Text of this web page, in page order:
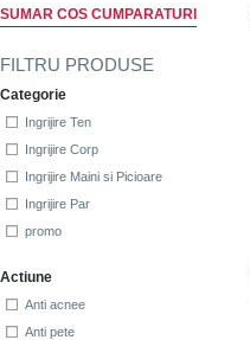
SUMAR COS CUMPARATURI
FILTRU PRODUSE
Categorie
Ingrijire Ten
Ingrijire Corp
Ingrijire Maini si Picioare
Ingrijire Par
promo
Actiune
Anti acnee
Anti pete